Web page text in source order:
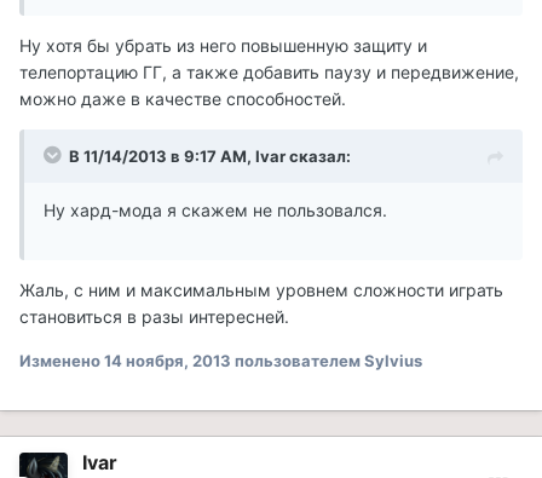
Ну хотя бы убрать из него повышенную защиту и
телепортацию ГГ, а также добавить паузу и передвижение,
можно даже в качестве способностей.
В 11/14/2013 в 9:17 AM, Ivar сказал:
Ну хард-мода я скажем не пользовался.
Жаль, с ним и максимальным уровнем сложности играть
становиться в разы интересней.
Изменено14 ноября, 2013 пользователем Sylvius
Ivar